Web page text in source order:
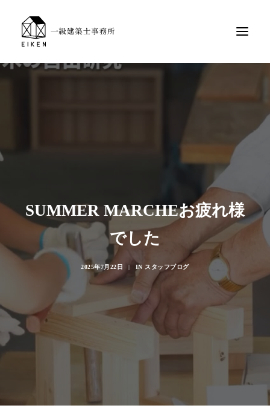
SUMMER MARCHEお疲れ様
でした
2025年7月22日 | IN スタッフブログ